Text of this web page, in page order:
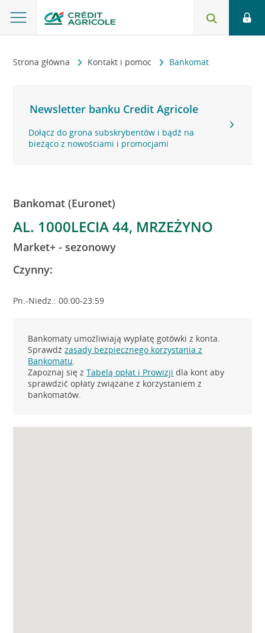
Strona główna Kontakt i pomoc Bankomat
Newsletter banku Credit Agricole
Dołącz do grona subskrybentów i bądź na
bieżąco z nowościami i promocjami
Bankomat (Euronet)
AL. 1000LECIA 44, MRZEŻYNO
Market+ - sezonowy
Czynny:
Pn.-Niedz.: 00:00-23:59
Bankomaty umożliwiają wypłatę gotówki z konta.
Sprawdźzasady bezpiecznego korzystania z
Bankomatu.
Zapoznaj się zTabelą opłat i Prowizji dla kont aby
sprawdzić opłaty związane z korzystaniem z
bankomatów.